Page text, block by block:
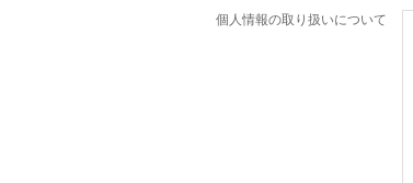
個人情報の取り扱いについて